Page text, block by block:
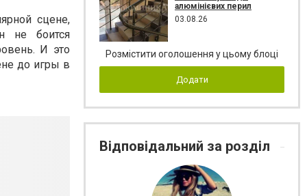
сцене,
не боится
И это
до игры в
алюмінієвих перил
03.08.26
Розмістити оголошення у цьому блоці
Додати
Відповідальний за розділ